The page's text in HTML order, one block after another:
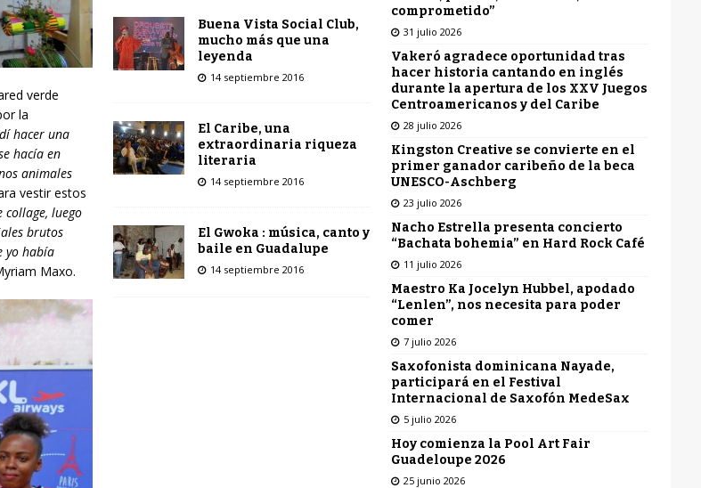
verde
la
haceruna
hacíaen
animales
vestir estos
collage, luego
brutos
yo había
Maxo.
Buena Vista Social Club,
mucho más que una
leyenda
14 septiembre 2016
El Caribe, una
extraordinaria riqueza
literaria
14 septiembre 2016
El Gwoka : música, canto y
baile en Guadalupe
14 septiembre 2016
comprometido”
31 julio 2026
Vakeró agradece oportunidad tras
hacer historia cantando en inglés
durante la apertura de los XXV Juegos
Centroamericanos y del Caribe
28 julio 2026
Kingston Creative se convierte en el
primer ganador caribeño de la beca
UNESCO-Aschberg
23 julio 2026
Nacho Estrella presenta concierto
“Bachata bohemia” en Hard Rock Café
11 julio 2026
Maestro Ka Jocelyn Hubbel, apodado
“Lenlen”, nos necesita para poder
comer
7 julio 2026
Saxofonista dominicana Nayade,
participará en el Festival
Internacional de Saxofón MedeSax
5 julio 2026
Hoy comienza la Pool Art Fair
Guadeloupe 2026
25 junio 2026